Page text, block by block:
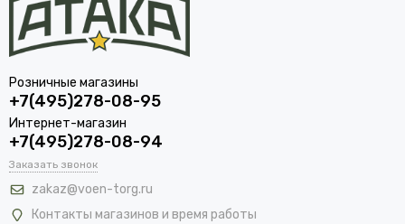
Розничные магазины
+7(495)278-08-95
Интернет-магазин
+7(495)278-08-94
Заказать звонок
zakaz@voen-torg.ru
Контакты магазинов и время работы